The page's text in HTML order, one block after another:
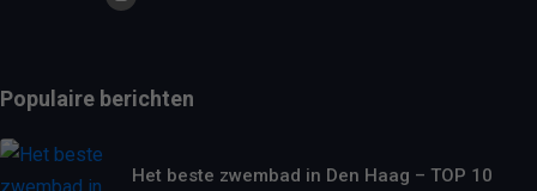
Populaire berichten
Het beste zwembad in Den Haag – TOP 10